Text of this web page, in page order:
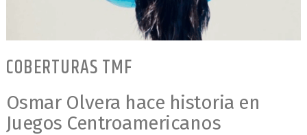
COBERTURAS TMF
Osmar Olvera hace historia en
Juegos Centroamericanos